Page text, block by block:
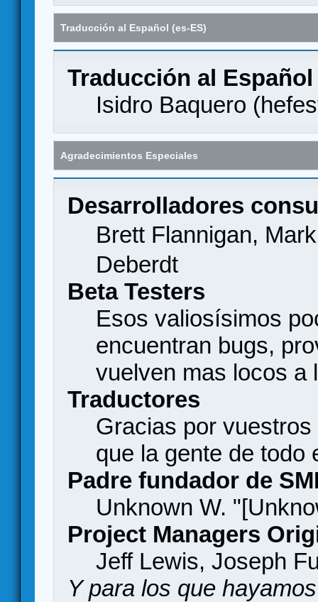
Traducción al Español (es-ES)
Traducción al Español
Isidro Baquero (
Agradecimientos Especiales
Desarrolladores
Brett Flannigan,
Deberdt
Beta Testers
Esos valiosísimos
encuentran bugs,
vuelven mas locos a
Traductores
Gracias por
que la gente de todo
Padre fundador de
Unknown W.
Project Managers
Jeff Lewis, Joseph
Y para los que